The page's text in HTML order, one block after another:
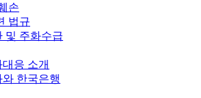
손
법규
및 주화수급
응 소개
한국은행